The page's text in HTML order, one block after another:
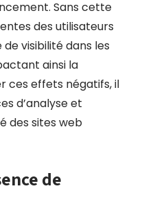
Sans cette
des utilisateurs
visibilité dans les
ainsi la
ces effets négatifs, il
d’analyse et
des sites web
de